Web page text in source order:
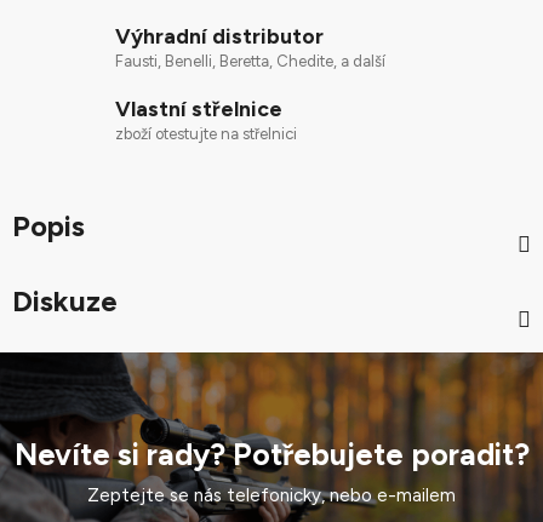
Výhradní distributor
Fausti, Benelli, Beretta, Chedite, a další
Vlastní střelnice
zboží otestujte na střelnici
Popis
Diskuze
Nevíte si rady? Potřebujete poradit?
Zeptejte se nás telefonicky, nebo e-mailem